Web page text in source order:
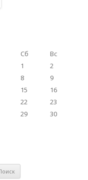
Сб
Вс
1
2
8
9
15
16
22
23
29
30